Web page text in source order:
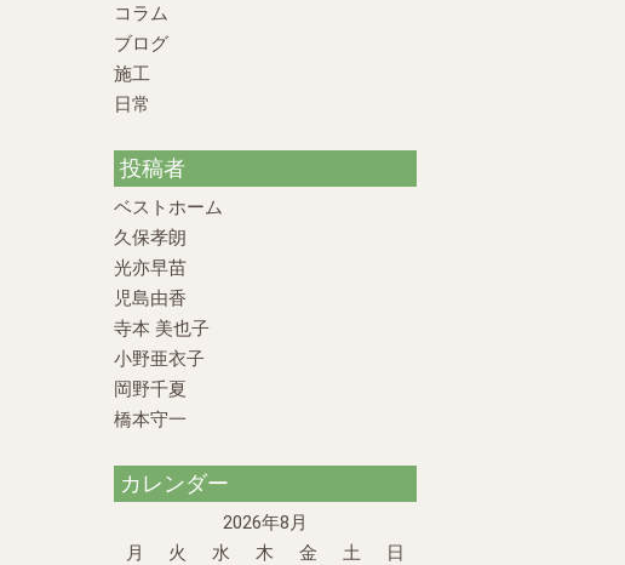
コラム
ブログ
施工
日常
投稿者
ベストホーム
久保孝朗
光亦早苗
児島由香
寺本 美也子
小野亜衣子
岡野千夏
橋本守一
カレンダー
2026年8月
月
火 水 木 金 土
日